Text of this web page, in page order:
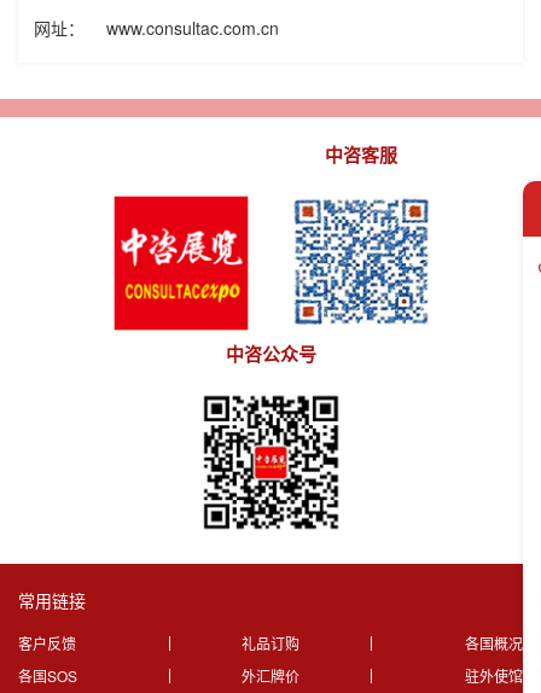
网址：
www.consultac.com.cn
中咨客服
中咨公众号
常用链接
客户反馈 礼品订购
各国概况
各国SOS
外汇牌价 驻外使馆